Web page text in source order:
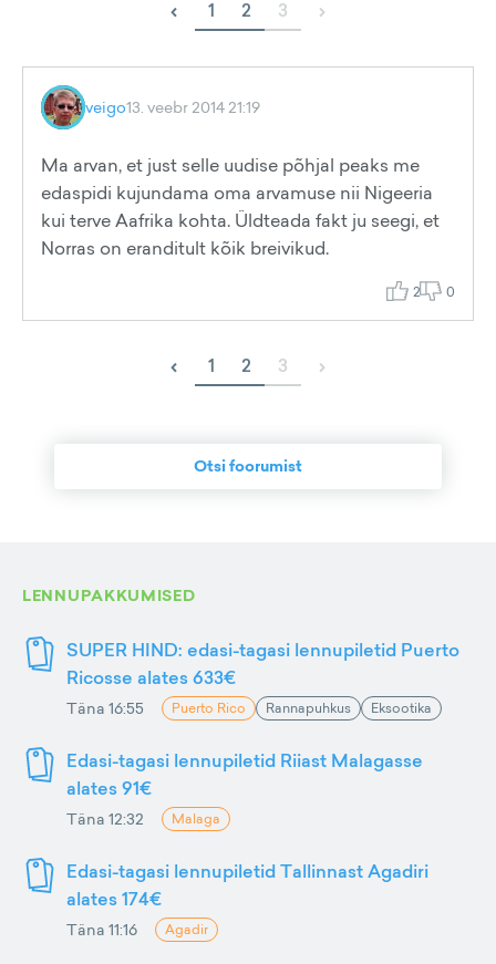
‹ 1 2 3 ›
veigo13. veebr 2014 21:19
Ma arvan, et just selle uudise põhjal peaks me
edaspidi kujundama oma arvamuse nii Nigeeria
kui terve Aafrika kohta. Üldteada fakt ju seegi, et
Norras on eranditult kõik breivikud.
2 0
‹ 1 2 3 ›
Otsi foorumist
LENNUPAKKUMISED
SUPER HIND: edasi-tagasi lennupiletid Puerto
Ricosse alates 633€
Täna 16:55 Puerto Rico Rannapuhkus Eksootika
Edasi-tagasi lennupiletid Riiast Malagasse
alates 91€
Täna 12:32 Malaga
Edasi-tagasi lennupiletid Tallinnast Agadiri
alates 174€
Täna 11:16 Agadir